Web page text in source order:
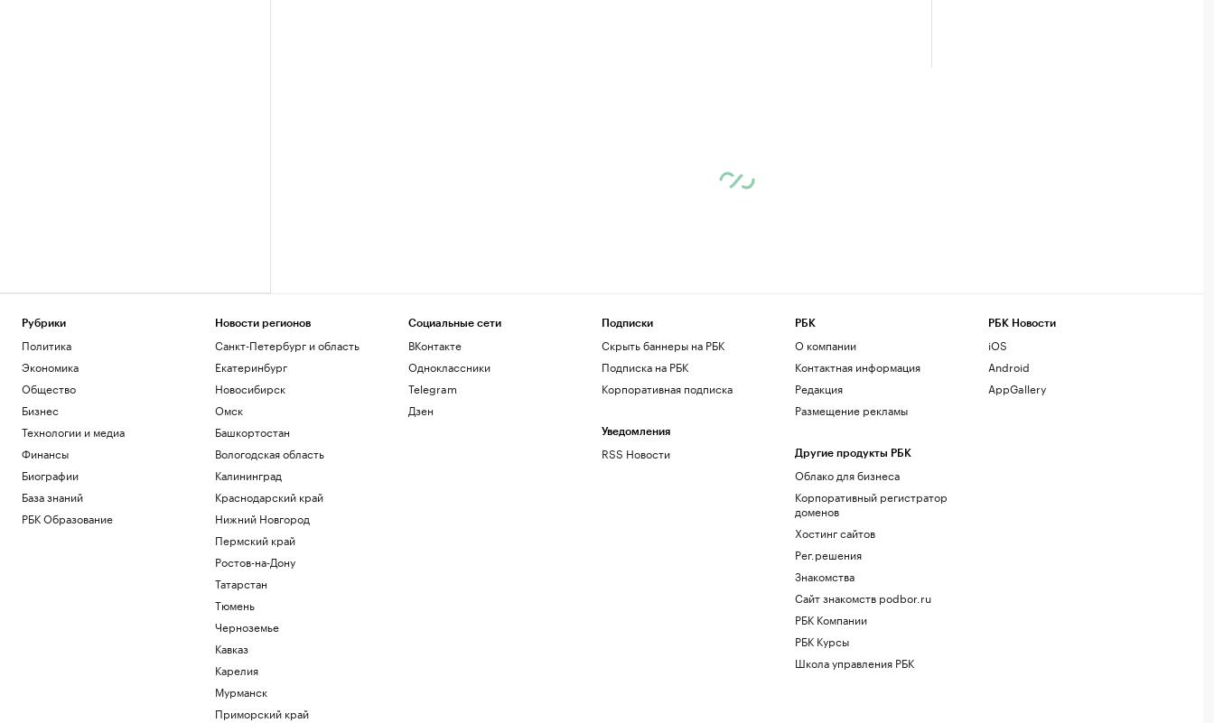
Рубрики
Политика
Экономика
Общество
Бизнес
Технологии и медиа
Финансы
Биографии
База знаний
РБК Образование
Новости регионов
Санкт-Петербург и область
Екатеринбург
Новосибирск
Омск
Башкортостан
Вологодская область
Калининград
Краснодарский край
Нижний Новгород
Пермский край
Ростов-на-Дону
Татарстан
Тюмень
Черноземье
Кавказ
Карелия
Мурманск
Приморский край
Социальные сети
ВКонтакте
Одноклассники
Telegram
Дзен
Подписки
Скрыть баннеры на РБК
Подписка на РБК
Корпоративная подписка
Уведомления
RSS Новости
РБК
О компании
Контактная информация
Редакция
Размещение рекламы
Другие продукты РБК
Облако для бизнеса
Корпоративный регистратор
доменов
Хостинг сайтов
Рег.решения
Знакомства
Сайт знакомств podbor.ru
РБК Компании
РБК Курсы
Школа управления РБК
РБК Новости
iOS
Android
AppGallery